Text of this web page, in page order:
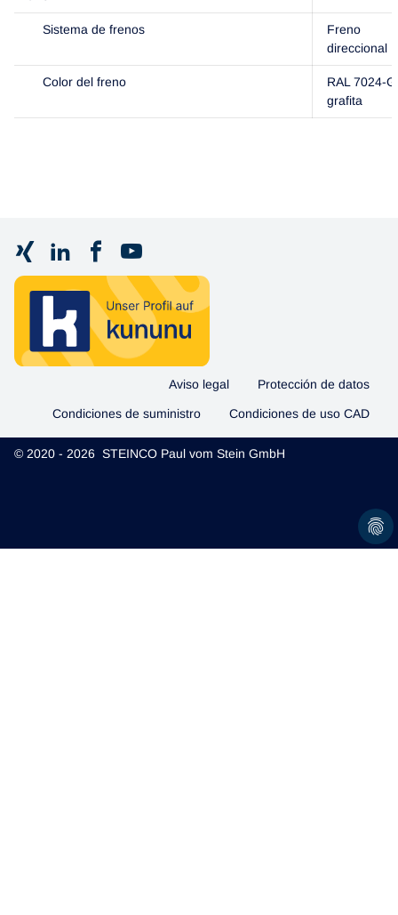
Sistema de frenos
Freno
direccional
Color del freno
RAL 7024-
grafita
Aviso legal Protección de datos
Condiciones de suministro Condiciones de uso CAD
© 2020 - 2026 STEINCO Paul vom Stein GmbH